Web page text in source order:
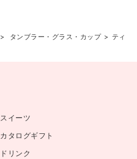
タンブラー・グラス・カップ
ティ
スイーツ
カタログギフト
ドリンク